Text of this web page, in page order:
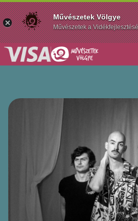
Művészetek Völgye
Művészetek a